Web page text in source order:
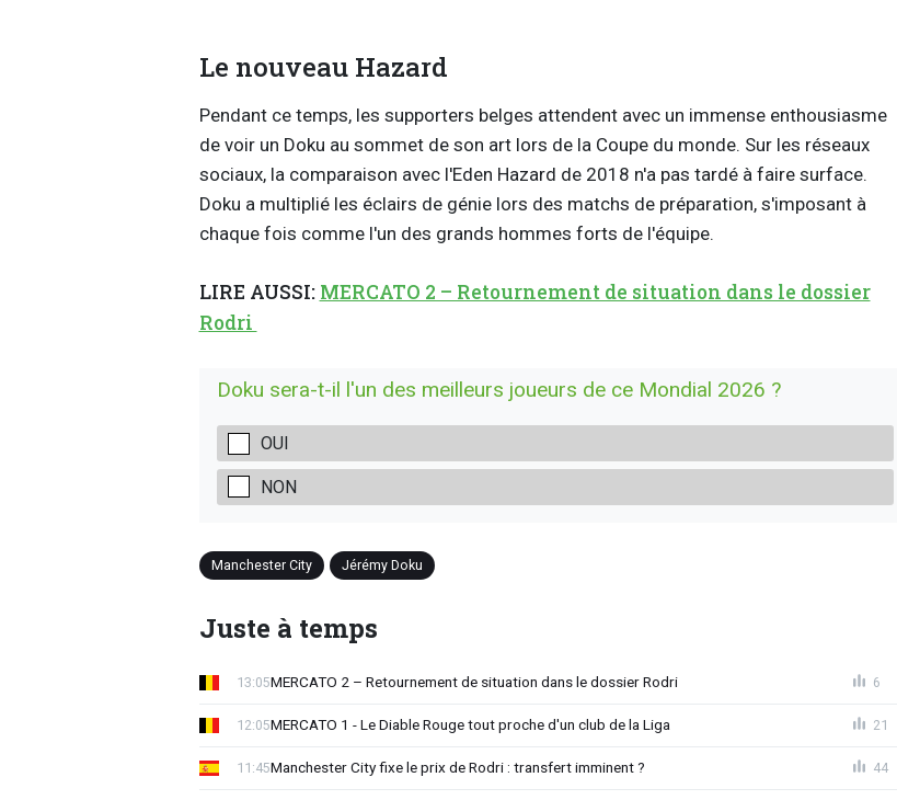
Le nouveau Hazard
Pendant ce temps, les supporters belges attendent avec un immense enthousiasme
de voir un Doku au sommet de son art lors de la Coupe du monde. Sur les réseaux
sociaux, la comparaison avec l'Eden Hazard de 2018 n'a pas tardé à faire surface.
Doku a multiplié les éclairs de génie lors des matchs de préparation, s'imposant à
chaque fois comme l'un des grands hommes forts de l'équipe.
LIRE AUSSI: MERCATO 2 – Retournement de situation dans le dossier
Rodri
Doku sera-t-il l'un des meilleurs joueurs de ce Mondial 2026 ?
OUI
NON
Manchester City Jérémy Doku
Juste à temps
MERCATO 2 – Retournement de situation dans le dossier Rodri
13:05 6
MERCATO 1 - Le Diable Rouge tout proche d'un club de la Liga
12:05 21
Manchester City fixe le prix de Rodri : transfert imminent ?
11:45 44